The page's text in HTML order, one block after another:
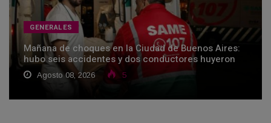
GENERALES
Mañana de choques en la Ciudad de Buenos Aires:
hubo seis accidentes y dos conductores huyeron
Agosto 08, 2026 5